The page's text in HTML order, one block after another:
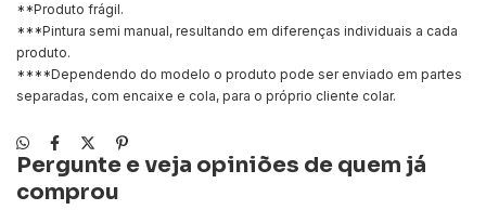
**Produto frágil.
***Pintura semi manual, resultando em diferenças individuais a cada
produto.
****Dependendo do modelo o produto pode ser enviado em partes
separadas, com encaixe e cola, para o próprio cliente colar.
Pergunte e veja opiniões de quem já
comprou